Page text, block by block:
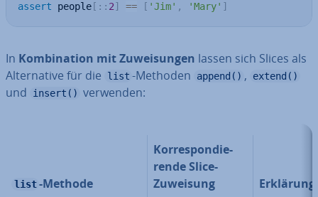
assert people [ : : 2] == [ 'Jim' , 'Mary' ]
In Kom­bi­na­ti­on mit Zu­wei­sun­gen lassen sich Slices als
Al­ter­na­ti­ve für die
list -Methoden append() , extend()
und insert() verwenden:
list -Methode
Kor­re­spon­die­
ren­de Slice-
Zuweisung
Erklärung